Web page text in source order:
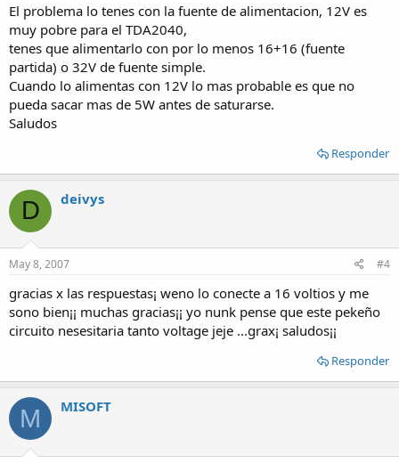
El problema lo tenes con la fuente de alimentacion, 12V es
muy pobre para el TDA2040,
tenes que alimentarlo con por lo menos 16+16 (fuente
partida) o 32V de fuente simple.
Cuando lo alimentas con 12V lo mas probable es que no
pueda sacar mas de 5W antes de saturarse.
Saludos
Responder
D deivys
May 8, 2007 #4
gracias x las respuestas¡ weno lo conecte a 16 voltios y me
sono bien¡¡ muchas gracias¡¡ yo nunk pense que este pekeño
circuito nesesitaria tanto voltage jeje ...grax¡ saludos¡¡
Responder
M MISOFT